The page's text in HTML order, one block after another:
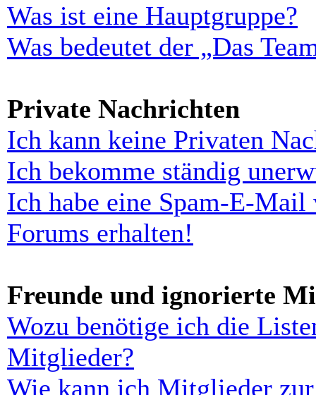
Was ist eine Hauptgruppe?
Was bedeutet der „Das
Private Nachrichten
Ich kann keine Privaten
Ich bekomme ständig
Ich habe eine Spam-E-
Forums erhalten!
Freunde und ignorierte
Wozu benötige ich die
Mitglieder?
Wie kann ich Mitglieder